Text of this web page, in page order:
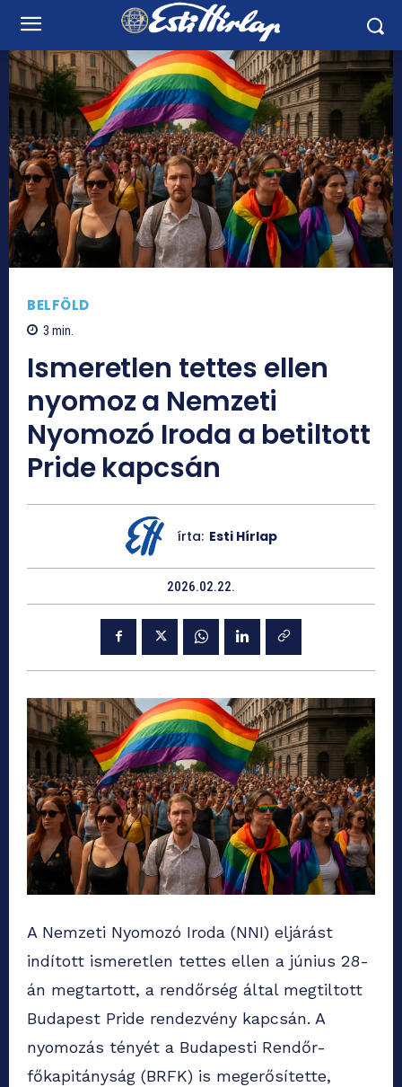
BELFÖLD
3 min.
Ismeretlen tettes ellen
nyomoz a Nemzeti
Nyomozó Iroda a betiltott
Pride kapcsán
írta: Esti Hírlap
2026.02.22.
A Nemzeti Nyomozó Iroda (NNI) eljárást
indított ismeretlen tettes ellen a június 28-
án megtartott, a rendőrség által megtiltott
Budapest Pride rendezvény kapcsán. A
nyomozás tényét a Budapesti Rendőr-
főkapitányság (BRFK) is megerősítette,